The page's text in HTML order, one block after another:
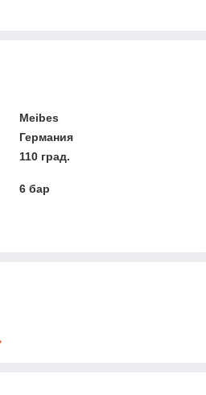
Meibes
Германия
110 град.
6 бар